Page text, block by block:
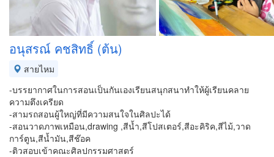
อนุสรณ์ คชสิทธิ์ (ต้น)
สายไหม
-บรรยากาศในการสอนเป็นกันเองเรียนสนุกสนาทำให้ผู้เรียนคลาย
ความตึงเครียด
-สามรถสอนผู้ใหญ่ที่มีความสนใจในศิลปะได้
-สอนวาดภาพเหมือน,drawing ,สีน้ำ,สีโปสเตอร์,สีอะคิริค,สีไม้,วาด
การ์ตูน,สีน้ำมัน,สีช๊อค
-ติวสอบเข้าคณะศิลปกรรมศาสตร์